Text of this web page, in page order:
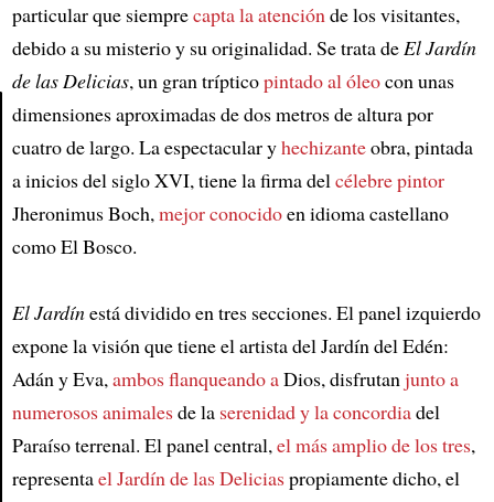
Article
particular que siemprecapta la atenciónde los visitantes,
debido a su misterio y su originalidad. Se trata deEl Jardín
de las Delicias, un gran trípticopintado al óleocon unas
dimensiones aproximadas de dos metros de altura por
cuatro de largo. La espectacular yhechizanteobra, pintada
a inicios del siglo XVI, tiene la firma delcélebre pintor
Jheronimus Boch,mejor conocidoen idioma castellano
como El Bosco.
El Jardínestá dividido en tres secciones. El panel izquierdo
expone la visión que tiene el artista del Jardín del Edén:
Adán y Eva,ambos flanqueando aDios, disfrutanjunto a
numerosos animalesde la serenidad y la concordiadel
Paraíso terrenal. El panel central,el más amplio de los tres,
representael Jardín de las Deliciaspropiamente dicho, el